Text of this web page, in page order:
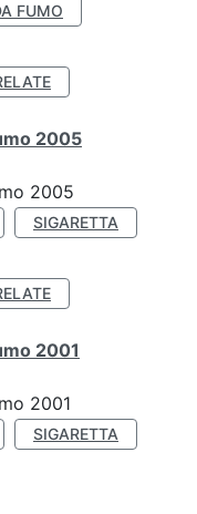
FUMO
2005
2005
SIGARETTA
2001
2001
SIGARETTA